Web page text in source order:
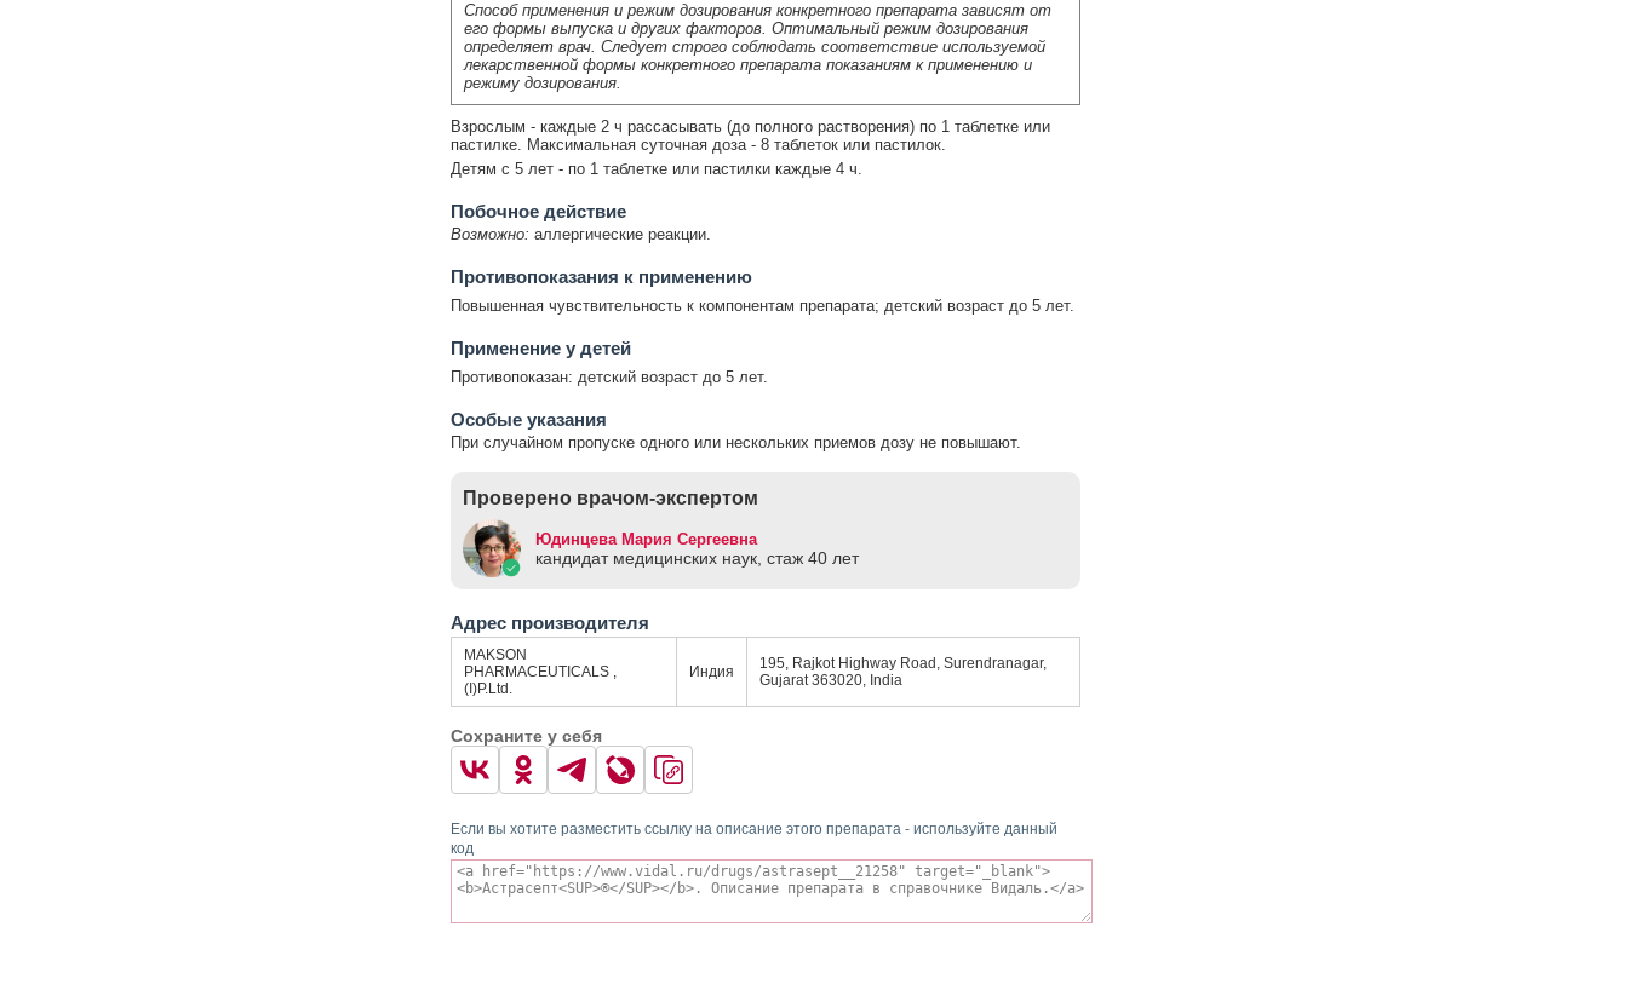
Способ применения и режим дозирования конкретного препарата зависят от
его формы выпуска и других факторов. Оптимальный режим дозирования
определяет врач. Следует строго соблюдать соответствие используемой
лекарственной формы конкретного препарата показаниям к применению и
режиму дозирования.
Взрослым - каждые 2 ч рассасывать (до полного растворения) по 1 таблетке или
пастилке. Максимальная суточная доза - 8 таблеток или пастилок.
Детям с 5 лет - по 1 таблетке или пастилки каждые 4 ч.
Побочное действие
Возможно: аллергические реакции.
Противопоказания к применению
Повышенная чувствительность к компонентам препарата; детский возраст до 5 лет.
Применение у детей
Противопоказан: детский возраст до 5 лет.
Особые указания
При случайном пропуске одного или нескольких приемов дозу не повышают.
Проверено врачом-экспертом
Юдинцева Мария Сергеевна
кандидат медицинских наук, стаж 40 лет
Адрес производителя
MAKSON
PHARMACEUTICALS ,
(I)P.Ltd.
Индия
195, Rajkot Highway Road, Surendranagar,
Gujarat 363020, India
Сохраните у себя
Если вы хотите разместить ссылку на описание этого препарата - используйте данный
код